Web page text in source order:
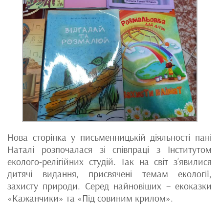
Нова сторінка у письменницькій діяльності пані
Наталі розпочалася зі співпраці з Інститутом
еколого-релігійних студій. Так на світ з’явилися
дитячі видання, присвячені темам екології,
захисту природи. Серед найновіших – екоказки
«Кажанчики» та «Під совиним крилом».